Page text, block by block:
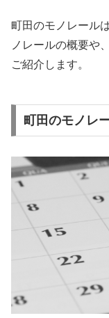
町田のモノレール
ノレールの概要や
ご紹介します。
町田のモノレ